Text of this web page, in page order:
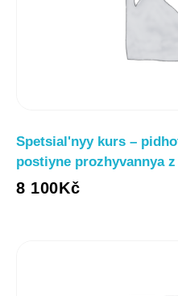
Spetsialʹnyy kurs –
postiyne prozhyvannya
8 100Kč